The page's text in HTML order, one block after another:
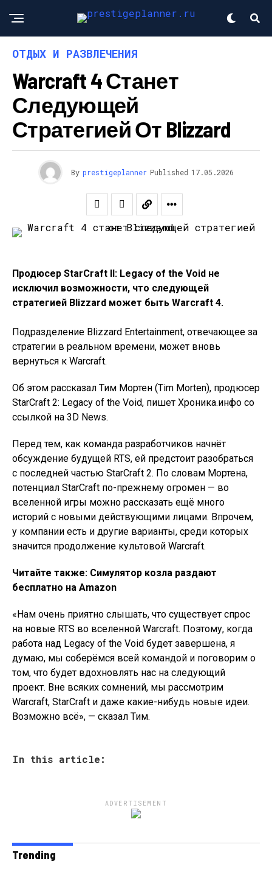
ОТДЫХ И РАЗВЛЕЧЕНИЯ
Warcraft 4 Станет
Следующей
Стратегией От Blizzard
By prestigeplanner Published 17.05.2026
Продюсер StarCraft II: Legacy of the Void не
исключил возможности, что следующей
стратегией Blizzard может быть Warcraft 4.
Подразделение Blizzard Entertainment, отвечающее за
стратегии в реальном времени, может вновь
вернуться к Warcraft.
Об этом рассказал Тим Мортен (Tim Morten), продюсер
StarCraft 2: Legacy of the Void, пишет Хроника.инфо со
ссылкой на 3D News.
Перед тем, как команда разработчиков начнёт
обсуждение будущей RTS, ей предстоит разобраться
с последней частью StarCraft 2. По словам Мортена,
потенциал StarCraft по-прежнему огромен — во
вселенной игры можно рассказать ещё много
историй с новыми действующими лицами. Впрочем,
у компании есть и другие варианты, среди которых
значится продолжение культовой Warcraft.
Читайте также: Симулятор козла раздают
бесплатно на Amazon
«Нам очень приятно слышать, что существует спрос
на новые RTS во вселенной Warcraft. Поэтому, когда
работа над Legacy of the Void будет завершена, я
думаю, мы соберёмся всей командой и поговорим о
том, что будет вдохновлять нас на следующий
проект. Вне всяких сомнений, мы рассмотрим
Warcraft, StarCraft и даже какие-нибудь новые идеи.
Возможно всё», — сказал Тим.
In this article:
ADVERTISEMENT
Trending